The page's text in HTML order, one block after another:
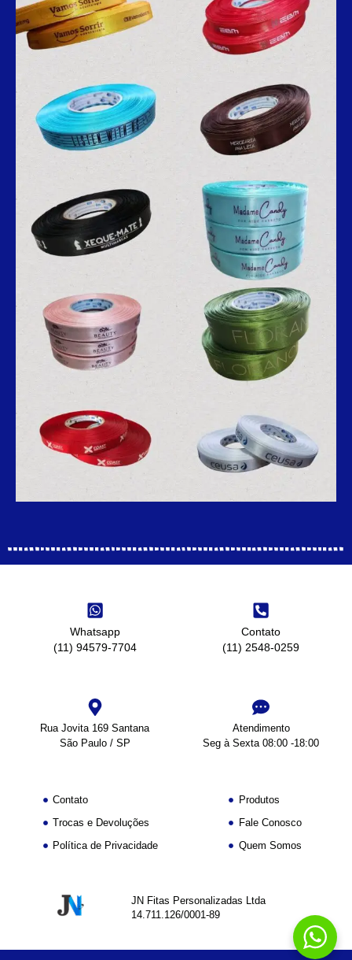
Whatsapp
(11) 94579-7704
Contato
(11) 2548-0259
Rua Jovita 169 Santana
São Paulo / SP
Atendimento
Seg à Sexta 08:00 -18:00
Contato
Trocas e Devoluções
Política de Privacidade
Produtos
Fale Conosco
Quem Somos
JN Fitas Personalizadas Ltda
14.711.126/0001-89